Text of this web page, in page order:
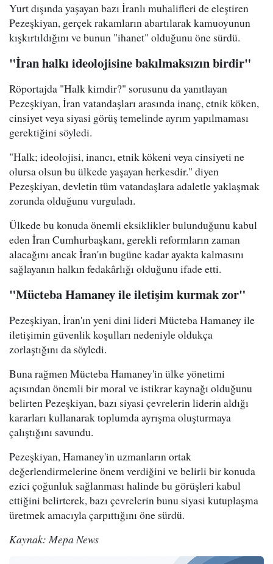
Yurt dışında yaşayan bazı İranlı muhalifleri de eleştiren
Pezeşkiyan, gerçek rakamların abartılarak kamuoyunun
kışkırtıldığını ve bunun "ihanet" olduğunu öne sürdü.
"İran halkı ideolojisine bakılmaksızın birdir"
Röportajda "Halk kimdir?" sorusunu da yanıtlayan
Pezeşkiyan, İran vatandaşları arasında inanç, etnik köken,
cinsiyet veya siyasi görüş temelinde ayrım yapılmaması
gerektiğini söyledi.
"Halk; ideolojisi, inancı, etnik kökeni veya cinsiyeti ne
olursa olsun bu ülkede yaşayan herkesdir." diyen
Pezeşkiyan, devletin tüm vatandaşlara adaletle yaklaşmak
zorunda olduğunu vurguladı.
Ülkede bu konuda önemli eksiklikler bulunduğunu kabul
eden İran Cumhurbaşkanı, gerekli reformların zaman
alacağını ancak İran'ın bugüne kadar ayakta kalmasını
sağlayanın halkın fedakârlığı olduğunu ifade etti.
"Mücteba Hamaney ile iletişim kurmak zor"
Pezeşkiyan, İran'ın yeni dini lideri Mücteba Hamaney ile
iletişimin güvenlik koşulları nedeniyle oldukça
zorlaştığını da söyledi.
Buna rağmen Mücteba Hamaney'in ülke yönetimi
açısından önemli bir moral ve istikrar kaynağı olduğunu
belirten Pezeşkiyan, bazı siyasi çevrelerin liderin aldığı
kararları kullanarak toplumda ayrışma oluşturmaya
çalıştığını savundu.
Pezeşkiyan, Hamaney'in uzmanların ortak
değerlendirmelerine önem verdiğini ve belirli bir konuda
ezici çoğunluk sağlanması halinde bu görüşleri kabul
ettiğini belirterek, bazı çevrelerin bunu siyasi kutuplaşma
üretmek amacıyla çarpıttığını öne sürdü.
Kaynak: Mepa News